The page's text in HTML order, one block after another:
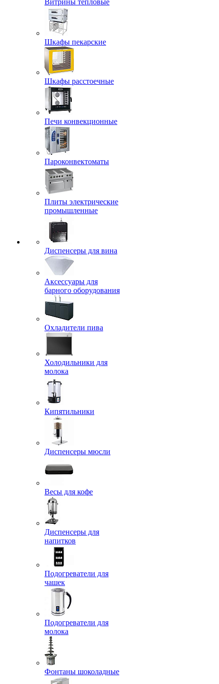
Шкафы пекарские
Шкафы расстоечные
Печи конвекционные
Пароконвектоматы
Плиты электрические
промышленные
Диспенсеры для вина
Аксессуары для
барного оборудования
Охладители пива
Холодильники для
молока
Кипятильники
Диспенсеры мюсли
Весы для кофе
Диспенсеры для
напитков
Подогреватели для
чашек
Подогреватели для
молока
Фонтаны шоколадные